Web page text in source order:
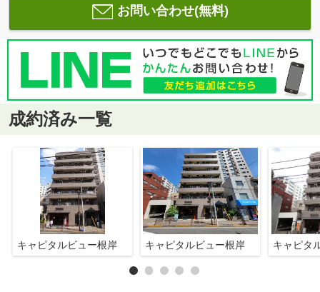
お問い合わせ(無料)
成約済み一覧
キャピタルビュー根岸 キャピタルビュー根岸 キャピタ